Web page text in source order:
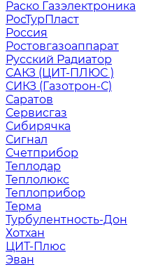
Раско Газэлектроника
РосТурПласт
Россия
Ростовгазоаппарат
Русский Радиатор
САКЗ (ЦИТ-ПЛЮС )
СИКЗ (Газотрон-С)
Саратов
Сервисгаз
Сибирячка
Сигнал
Счетприбор
Теплодар
Теплолюкс
Теплоприбор
Терма
Турбулентность-Дон
Хотхан
ЦИТ-Плюс
Эван